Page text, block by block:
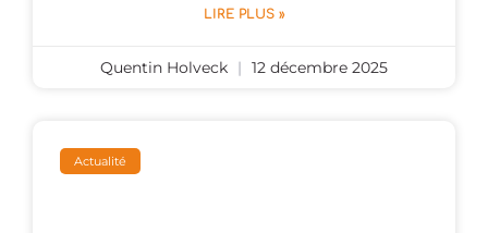
LIRE PLUS »
Quentin Holveck 12 décembre 2025
Actualité